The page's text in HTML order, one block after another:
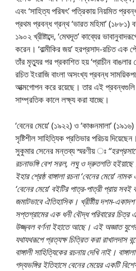
এবং ‘সাহিত্য পরিষৎ’ পত্রিকায় নিয়মিত
প্রথম প্রবন্ধ গ্রন্থ ‘ভারত মহিমা’ (১৮৮১)
১৯০২ খ্রীষ্টাব্দে, ‘মেঘদূত’ কাব্যের
করেন। ‘বাল্মীকির জয়’ হরপ্রসাদ-রচিত এক
তাঁর মৃত্যুর পর প্রকাশিত হয় ‘প্রাচীন বাঙলার
রচিত ইংরাজি বাংলা অসংখ্য প্রবন্ধ
আত্মগােপন করে রয়েছে। তার এই প্রবন্ধগুলি
সাম্প্রতিক কালে লক্ষ্য করা যাচ্ছে।
‘বেনের মেয়ে’ (১৯২২) ও ‘কাঞ্চনমালা’
সৃষ্টিশীল সাহিত্যিক প্রতিভার পরিচয়
সুকুমার সেনের মন্তব্য স্মরণীয় ঃ
রচনাভঙ্গি বেশ সরল, লঘু ও দ্রুতগতি
ইহার শ্রেষ্ঠ বাঙ্গালা রচনা ‘বেনের মেয়ে’
‘বেনের মেয়ে’ বইটির পাত্র-পাত্রী প্রায়
জমাটভাবে ঐতিহাসিক। খ্রীষ্টীয় দশম-একাদশ
সপ্তগ্রামের এক ধনী বৌদ্ধ পরিবারের চিত্র
উজ্জ্বল বর্ণনা ইহাতে আছে। এই অজ্ঞাত
যথাযথরূপে প্রত্যক্ষ চিত্রিত করা রাখালদাস
বাঙ্গালী সাহিত্যিকের রচনায় দেখি নাই।
গদ্যভঙ্গির ইতিহাসে বেনের মেয়ের একটি